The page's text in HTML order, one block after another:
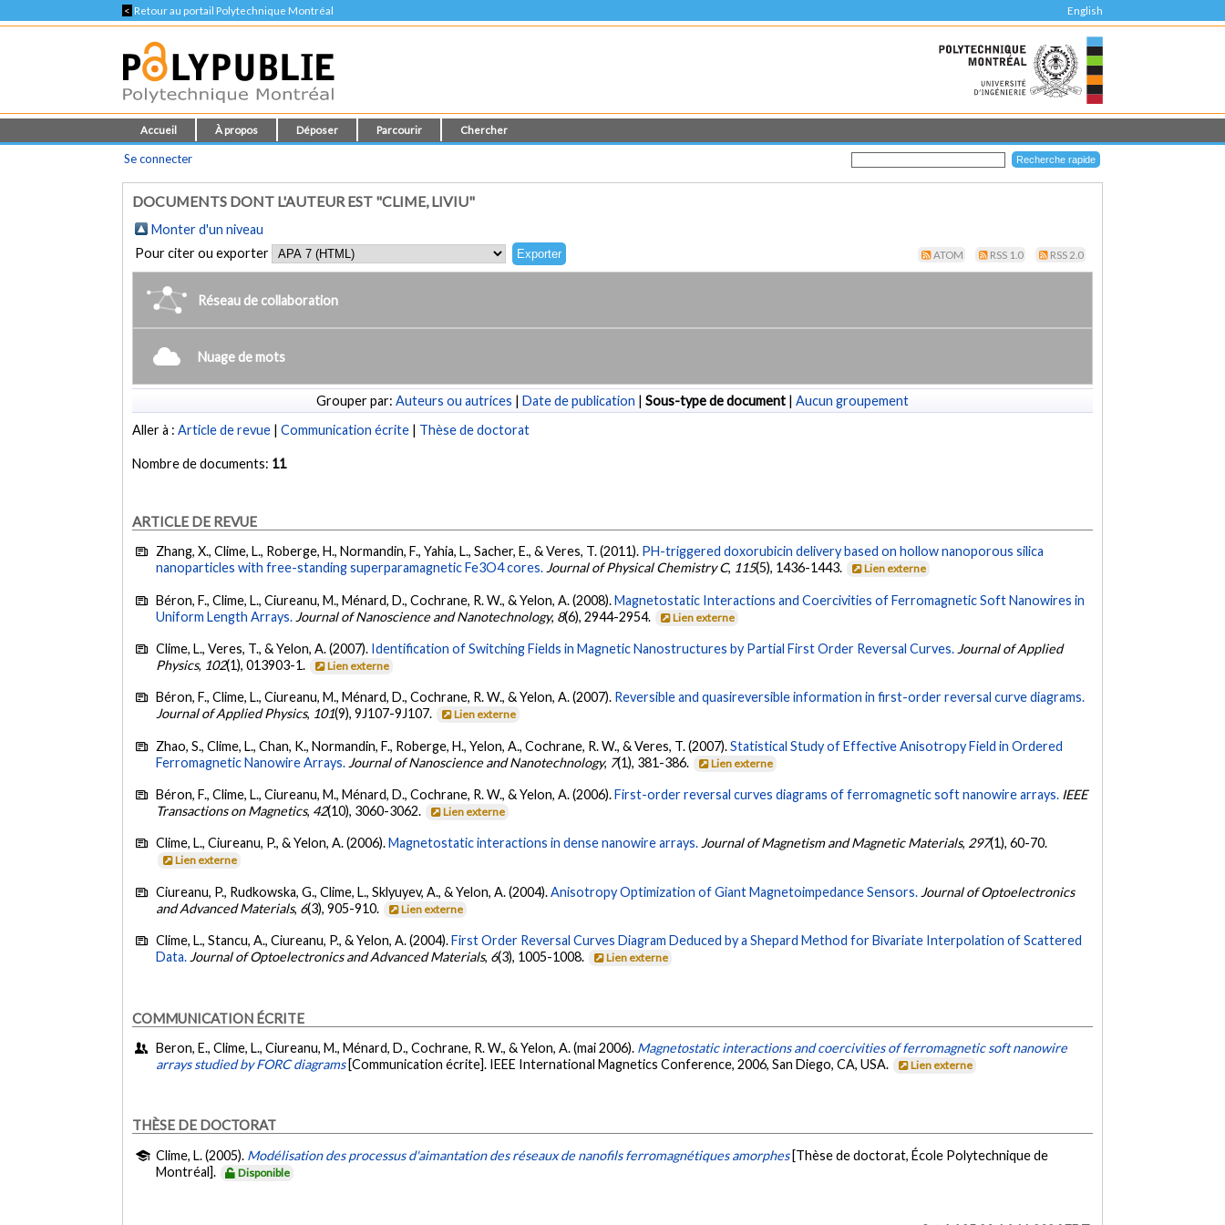
< Retour au portail Polytechnique Montréal English
Accueil À propos Déposer Parcourir Chercher
Se connecter
DOCUMENTS DONT L'AUTEUR EST "CLIME, LIVIU"
Monter d'un niveau
Pour citer ou exporter
ATOM RSS 1.0 RSS 2.0
Réseau de collaboration
Nuage de mots
Grouper par: Auteurs ou autrices | Date de publication | Sous-type de document | Aucun groupement
Aller à :Article de revue |Communication écrite | Thèse de doctorat
Nombre de documents: 11
ARTICLE DE REVUE
Zhang, X., Clime, L., Roberge, H., Normandin, F., Yahia, L., Sacher, E., & Veres, T. (2011). PH-triggered doxorubicin delivery based on hollow nanoporous silica
nanoparticles with free-standing superparamagnetic Fe3O4 cores. Journal of Physical Chemistry C, 115(5), 1436-1443. Lien externe
Béron, F., Clime, L., Ciureanu, M., Ménard, D., Cochrane, R. W., & Yelon, A. (2008).Magnetostatic Interactions and Coercivities of Ferromagnetic Soft Nanowires in
Uniform Length Arrays. Journal of Nanoscience and Nanotechnology, 8(6), 2944-2954. Lien externe
Clime, L., Veres, T., & Yelon, A. (2007). Identification of Switching Fields in Magnetic Nanostructures by Partial First Order Reversal Curves. Journal of Applied
Physics, 102(1), 013903-1. Lien externe
Béron, F., Clime, L., Ciureanu, M., Ménard, D., Cochrane, R. W., & Yelon, A. (2007). Reversible and quasireversible information in first-order reversal curve diagrams.
Journal of Applied Physics, 101(9), 9J107-9J107. Lien externe
Zhao, S., Clime, L., Chan, K., Normandin, F., Roberge, H., Yelon, A., Cochrane, R. W., & Veres, T. (2007).Statistical Study of Effective Anisotropy Field in Ordered
Ferromagnetic Nanowire Arrays. Journal of Nanoscience and Nanotechnology, 7(1), 381-386. Lien externe
Béron, F., Clime, L., Ciureanu, M., Ménard, D., Cochrane, R. W., & Yelon, A. (2006).First-order reversal curves diagrams of ferromagnetic soft nanowire arrays. IEEE
Transactions on Magnetics, 42(10), 3060-3062. Lien externe
Clime, L., Ciureanu, P., & Yelon, A. (2006). Magnetostatic interactions in dense nanowire arrays.Journal of Magnetism and Magnetic Materials,297(1), 60-70.
Lien externe
Ciureanu, P., Rudkowska, G., Clime, L., Sklyuyev, A., & Yelon, A. (2004).Anisotropy Optimization of Giant Magnetoimpedance Sensors. Journal of Optoelectronics
and Advanced Materials, 6(3), 905-910. Lien externe
Clime, L., Stancu, A., Ciureanu, P., & Yelon, A. (2004).First Order Reversal Curves Diagram Deduced by a Shepard Method for Bivariate Interpolation of Scattered
Data. Journal of Optoelectronics and Advanced Materials, 6(3), 1005-1008. Lien externe
COMMUNICATION ÉCRITE
Beron, E., Clime, L., Ciureanu, M., Ménard, D., Cochrane, R. W., & Yelon, A. (mai 2006). Magnetostatic interactions and coercivities of ferromagnetic soft nanowire
arrays studied by FORC diagrams [Communication écrite]. IEEE International Magnetics Conference, 2006, San Diego, CA, USA. Lien externe
THÈSE DE DOCTORAT
Clime, L. (2005). Modélisation des processus d'aimantation des réseaux de nanofils ferromagnétiques amorphes [Thèse de doctorat, École Polytechnique de
Montréal].
Disponible